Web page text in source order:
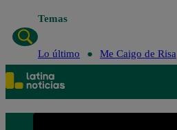
Temas
Lo último Me Caigo de Risa